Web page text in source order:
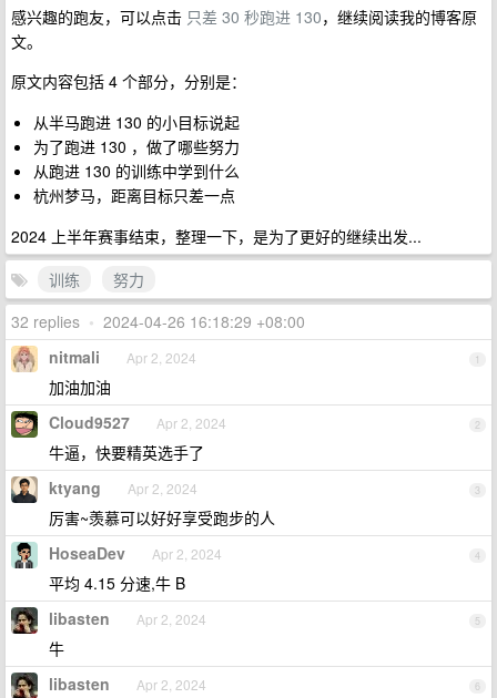
感兴趣的跑友，可以点击 只差 30 秒跑进 130，继续阅读我的博客原
文。
原文内容包括 4 个部分，分别是：
从半马跑进 130 的小目标说起
为了跑进 130 ，做了哪些努力
从跑进 130 的训练中学到什么
杭州梦马，距离目标只差一点
2024 上半年赛事结束，整理一下，是为了更好的继续出发...
训练
努力
32 replies • 2024-04-26 16:18:29 +08:00
1
nitmali Apr 2, 2024
加油加油
2
Cloud9527 Apr 2, 2024
牛逼，快要精英选手了
3
ktyang Apr 2, 2024
厉害~羡慕可以好好享受跑步的人
4
HoseaDev Apr 2, 2024
平均 4.15 分速,牛 B
5
libasten Apr 2, 2024
牛
6
libasten Apr 2, 2024